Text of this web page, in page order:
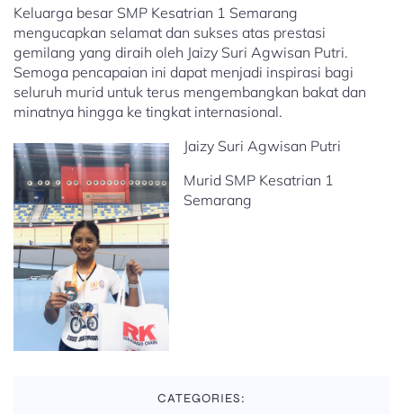
Keluarga besar SMP Kesatrian 1 Semarang
mengucapkan selamat dan sukses atas prestasi
gemilang yang diraih oleh Jaizy Suri Agwisan Putri.
Semoga pencapaian ini dapat menjadi inspirasi bagi
seluruh murid untuk terus mengembangkan bakat dan
minatnya hingga ke tingkat internasional.
Jaizy Suri Agwisan Putri
Murid SMP Kesatrian 1
Semarang
CATEGORIES: